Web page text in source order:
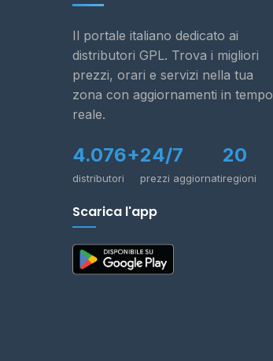
Il portale italiano dedicato ai
distributori GPL. Trova i migliori
prezzi, orari e servizi nella tua
zona con aggiornamenti in tempo
reale.
4.076+
distributori
24/7
prezzi aggiornati
20
regioni
Scarica l'app